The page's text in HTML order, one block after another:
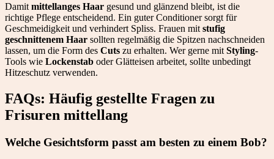
Damit mittellanges Haar gesund und glänzend bleibt, ist die
richtige Pflege entscheidend. Ein guter Conditioner sorgt für
Geschmeidigkeit und verhindert Spliss. Frauen mit stufig
geschnittenem Haar sollten regelmäßig die Spitzen nachschneiden
lassen, um die Form des Cuts zu erhalten. Wer gerne mit Styling-
Tools wie Lockenstab oder Glätteisen arbeitet, sollte unbedingt
Hitzeschutz verwenden.
FAQs: Häufig gestellte Fragen zu
Frisuren mittellang
Welche Gesichtsform passt am besten zu einem Bob?